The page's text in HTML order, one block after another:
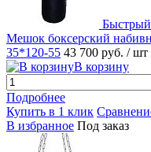
Мешок боксерский
35*120-55 43 700 руб. / шт
В корзину
Подробнее
Купить в 1 клик
В избранное Под заказ